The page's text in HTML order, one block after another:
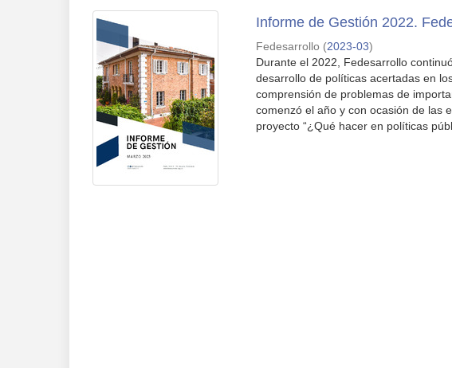
Informe de Gestión 2022.
Fedesarrollo (2023-03)
Durante el 2022, Fedesarrollo
desarrollo de políticas acertadas en
comprensión de problemas de
comenzó el año y con ocasión de las
proyecto “¿Qué hacer en políticas